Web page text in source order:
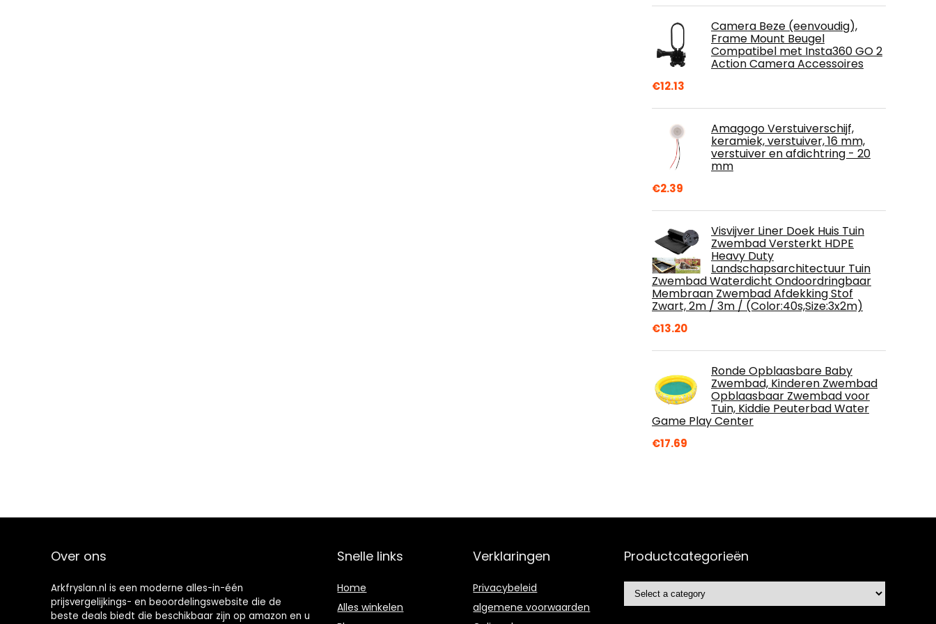
Camera Beze (eenvoudig),
Frame Mount Beugel
Compatibel met Insta360 GO 2
Action Camera Accessoires
€12.13
Amagogo Verstuiverschijf,
keramiek, verstuiver, 16 mm,
verstuiver en afdichtring - 20
mm
€2.39
Visvijver Liner Doek Huis Tuin
Zwembad Versterkt HDPE
Heavy Duty
Landschapsarchitectuur Tuin
Zwembad Waterdicht Ondoordringbaar
Membraan Zwembad Afdekking Stof
Zwart, 2m / 3m / (Color:40s,Size:3x2m)
€13.20
Ronde Opblaasbare Baby
Zwembad, Kinderen Zwembad
Opblaasbaar Zwembad voor
Tuin, Kiddie Peuterbad Water
Game Play Center
€17.69
Over ons
Arkfryslan.nl is een moderne alles-in-één
prijsvergelijkings- en beoordelingswebsite die de
beste deals biedt die beschikbaar zijn op amazon en u
Snelle links
Home
Alles winkelen
Verklaringen
Privacybeleid
algemene voorwaarden
Productcategorieën